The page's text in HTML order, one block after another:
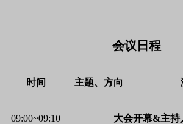
会议日程
时间 主题、方向
09:00~09:10 大会开幕&主持